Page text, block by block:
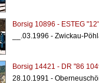
Borsig 10896 - ESTEG "12"
__.03.1996 - Zwickau-
Borsig 14421 - DR "86
28.10.1991 -